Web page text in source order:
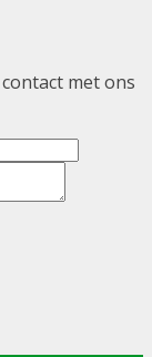
met ons